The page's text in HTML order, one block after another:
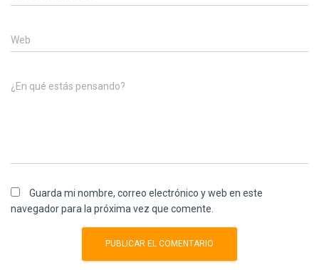
Web
¿En qué estás pensando?
Guarda mi nombre, correo electrónico y web en este
navegador para la próxima vez que comente.